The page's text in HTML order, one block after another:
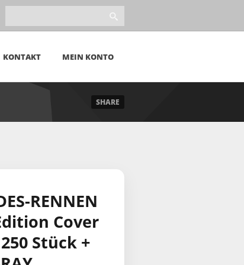
KONTAKT MEIN KONTO
SHARE
RENNEN
Cover
Stück +